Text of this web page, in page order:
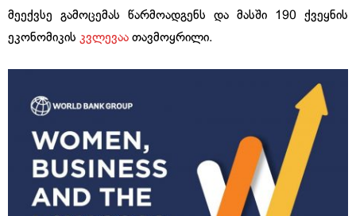
მეექვსე გამოცემას წარმოადგენს და მასში 190 ქვეყნის
ეკონომიკის კვლევაა თავმოყრილი.